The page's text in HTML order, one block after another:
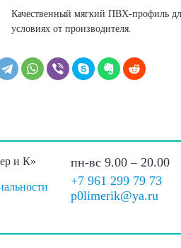
Качественный мягкий ПВХ-профиль
условиях от производителя.
и К»
пн-вс 9.00 – 20.00
+7 961 299 79 73
p0limerik@ya.ru